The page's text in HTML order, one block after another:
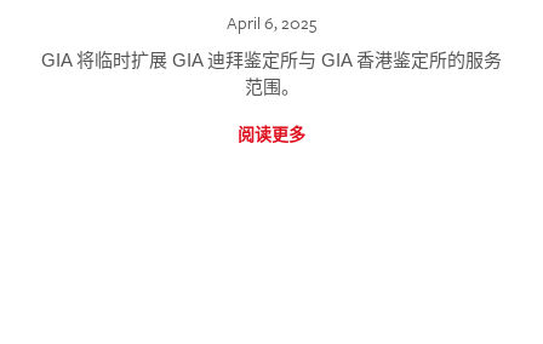
April 6, 2025
GIA 将临时扩展 GIA 迪拜鉴定所与 GIA 香港鉴定所的服务
范围。
阅读更多